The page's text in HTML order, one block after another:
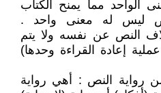
الواحد مما يمنح الكتاب
ليس له معنى واحد .
النص عن نفسه ولا يتم
إعادة القراءة وحدها)
رواية النص : أهي رواية